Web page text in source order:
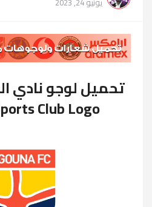
تحميل لوجو نادي
Club Logo